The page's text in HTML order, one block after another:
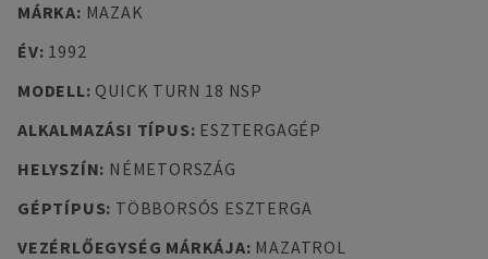
MÁRKA: MAZAK
ÉV: 1992
MODELL: QUICK TURN 18 NSP
ALKALMAZÁSI TÍPUS: ESZTERGAGÉP
HELYSZÍN: NÉMETORSZÁG
GÉPTÍPUS: TÖBBORSÓS ESZTERGA
VEZÉRLŐEGYSÉG MÁRKÁJA: MAZATROL